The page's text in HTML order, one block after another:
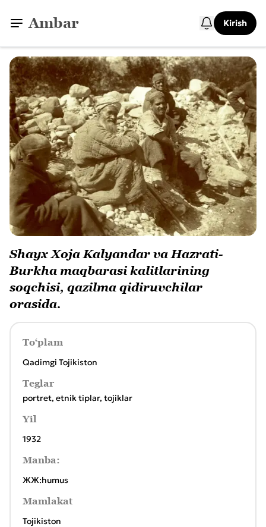
Ambar Kirish
Shayx Xoja Kalyandar va Hazrati-
Burkha maqbarasi kalitlarining
soqchisi, qazilma qidiruvchilar
orasida.
To‘plam
Qadimgi Tojikiston
Teglar
portret, etnik tiplar, tojiklar
Yil
1932
Manba:
ЖЖ:humus
Mamlakat
Tojikiston